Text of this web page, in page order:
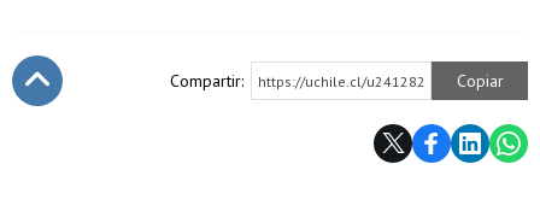
Compartir: https://uchile.cl/u241282 Copiar